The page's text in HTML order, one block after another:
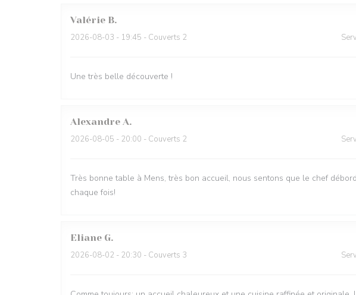
Valérie B
2026-08-03 - 19:45 - Couverts 2
Une très belle découverte !
Alexandre A
2026-08-05 - 20:00 - Couverts 2
Très bonne table à Mens, très bon accueil, nous sentons que le chef
chaque fois!
Eliane G
2026-08-02 - 20:30 - Couverts 3